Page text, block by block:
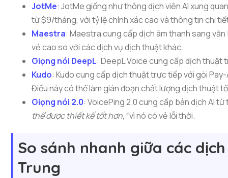
JotMe: JotMe giống như thông dịch viên AI xung
từ $9/tháng, với tỷ lệ chính xác cao và thông tin chi
Maestra: Maestra cung cấp dịch âm thanh sang
vẻ cao so với các dịch vụ dịch thuật khác.
Giọng nói DeepL: DeepL Voice cung cấp dịch thuật
Kudo: Kudo cung cấp dịch thuật trực tiếp với gói
Điều này có thể làm gián đoạn chất lượng dịch thuật
Giọng nói 2.0: VoicePing 2.0 cung cấp bản dịch AI
thể được thiết kế tốt hơn,”vì nó có vẻ lỗi thời.
So sánh nhanh giữa các
Trung